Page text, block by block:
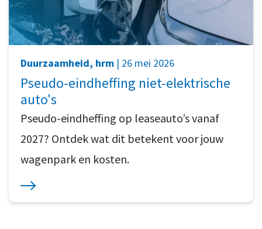
Duurzaamheid, hrm | 26 mei 2026
Pseudo-eindheffing niet-elektrische
auto's
Pseudo-eindheffing op leaseauto’s vanaf
2027? Ontdek wat dit betekent voor jouw
wagenpark en kosten.